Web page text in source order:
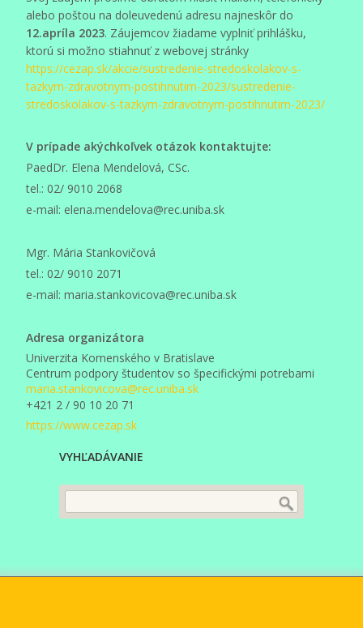
alebo poštou na doleuvedenú adresu najneskôr do
12.apríla 2023. Záujemcov žiadame vyplniť prihlášku,
ktorú si možno stiahnuť z webovej stránky
https://cezap.sk/akcie/sustredenie-stredoskolakov-s-
tazkym-zdravotnym-postihnutim-2023/sustredenie-
stredoskolakov-s-tazkym-zdravotnym-postihnutim-2023/
V prípade akýchkoľvek otázok kontaktujte:
PaedDr. Elena Mendelová, CSc.
tel.: 02/ 9010 2068
e-mail: elena.mendelova@rec.uniba.sk
Mgr. Mária Stankovičová
tel.: 02/ 9010 2071
e-mail: maria.stankovicova@rec.uniba.sk
Adresa organizátora
Univerzita Komenského v Bratislave
Centrum podpory študentov so špecifickými potrebami
maria.stankovicova@rec.uniba.sk
+421 2 / 90 10 20 71
https://www.cezap.sk
VYHĽADÁVANIE